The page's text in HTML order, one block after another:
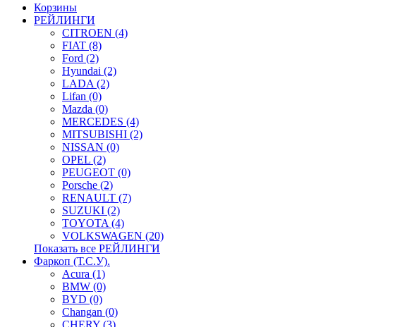
Корзины
РЕЙЛИНГИ
CITROEN (4)
FIAT (8)
Ford (2)
Hyundai (2)
LADA (2)
Lifan (0)
Mazda (0)
MERCEDES (4)
MITSUBISHI (2)
NISSAN (0)
OPEL (2)
PEUGEOT (0)
Porsche (2)
RENAULT (7)
SUZUKI (2)
TOYOTA (4)
VOLKSWAGEN (20)
Показать все РЕЙЛИНГИ
Фаркоп (Т.С.У).
Acura (1)
BMW (0)
BYD (0)
Changan (0)
CHERY (3)